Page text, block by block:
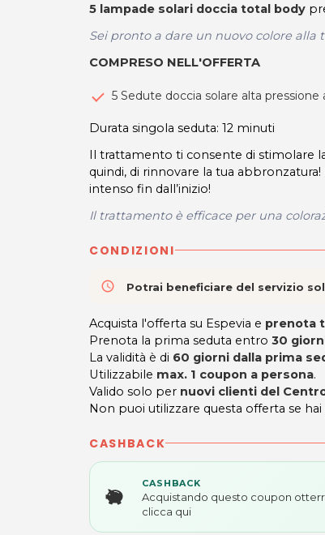
5 lampade solari doccia total body
Sei pronto a dare un nuovo colore alla
COMPRESO NELL'OFFERTA
5 Sedute doccia solare alta pressione
Durata singola seduta: 12 minuti
Il trattamento ti consente di stimolare
quindi, di rinnovare la tua
intenso fin dall’inizio!
Il trattamento è efficace per una
CONDIZIONI
access_time Potrai beneficiare del servizio
Acquista l'offerta su Espevia e prenota
Prenota la prima seduta entro 30
La validità è di 60 giorni dalla prima
Utilizzabile max. 1 coupon a persona.
Valido solo per nuovi clienti del
Non puoi utilizzare questa offerta se
CASHBACK
CASHBACK
Acquistando questo coupon
clicca qui